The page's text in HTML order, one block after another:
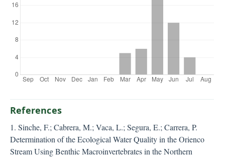
References
1. Sinche, F.; Cabrera, M.; Vaca, L.; Segura, E.; Carrera, P.
Determination of the Ecological Water Quality in the Orienco
Stream Using Benthic Macroinvertebrates in the Northern